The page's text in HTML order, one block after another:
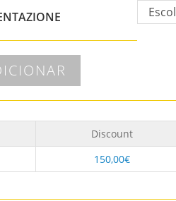
Discount
150,00€